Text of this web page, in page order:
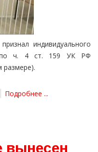
индивидуального
по ч. 4 ст. 159 УК РФ
размере).
Подробнее ...
вынесен